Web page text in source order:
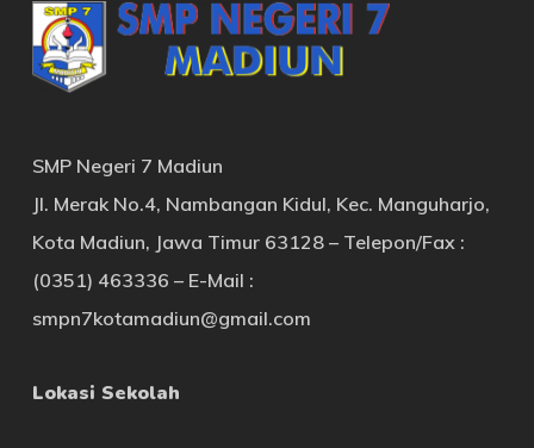
SMP Negeri 7 Madiun
Jl. Merak No.4, Nambangan Kidul, Kec. Manguharjo,
Kota Madiun, Jawa Timur 63128 – Telepon/Fax :
(0351) 463336 – E-Mail :
smpn7kotamadiun@gmail.com
Lokasi Sekolah